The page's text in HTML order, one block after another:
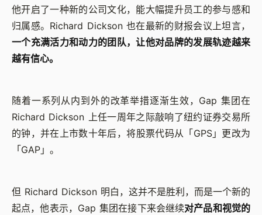
他开启了一种新的公司文化，能大幅提升员工的参与感和
归属感。Richard Dickson 也在最新的财报会议上坦言，
一个充满活力和动力的团队，让他对品牌的发展轨迹越来
越有信心。
随着一系列从内到外的改革举措逐渐生效，Gap 集团在
Richard Dickson 上任一周年之际敲响了纽约证券交易所
的钟，并在上市数十年后，将股票代码从「GPS」更改为
「GAP」。
但 Richard Dickson 明白，这并不是胜利，而是一个新的
起点，他表示，Gap 集团在接下来会继续对产品和视觉的